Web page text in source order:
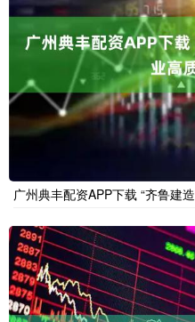
广州典丰配资APP下载 “齐鲁建